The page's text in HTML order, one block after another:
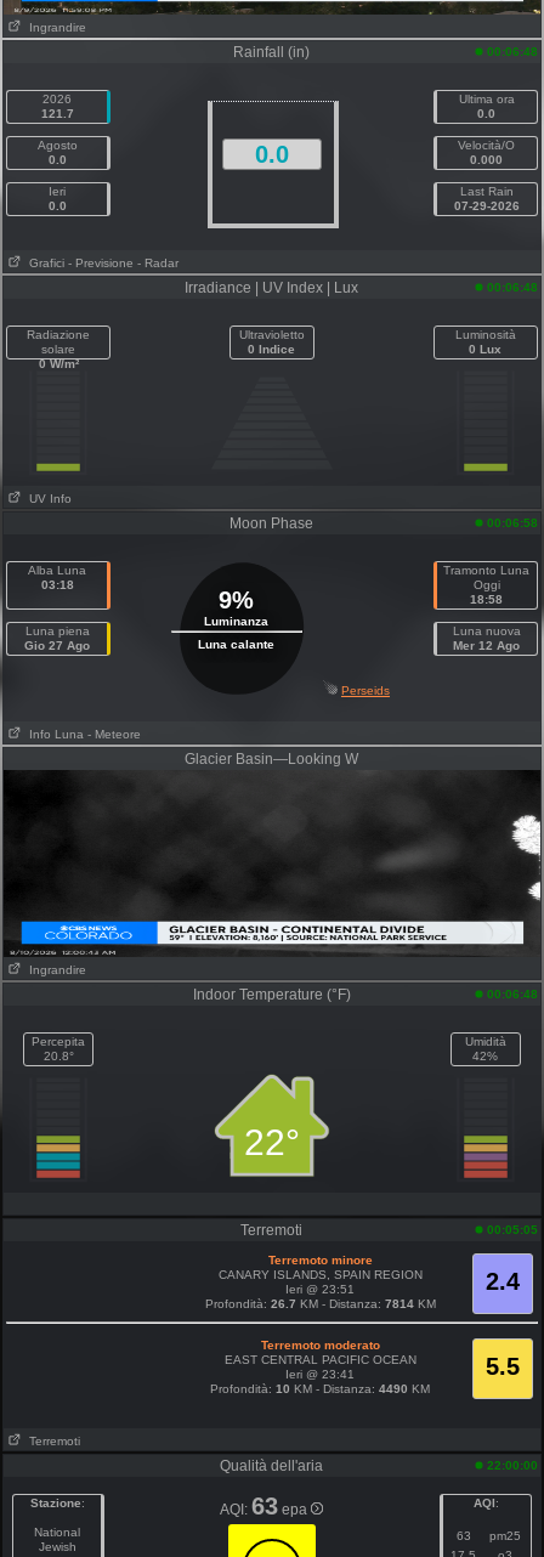
Ingrandire
Rainfall (in) 00:06:48
2026
121.7
Agosto
0.0
Ieri
0.0
0.0
Ultima ora
0.0
Velocità/O
0.000
Last Rain
07-29-2026
Grafici - Previsione - Radar
Irradiance | UV Index | Lux 00:06:48
Radiazione
solare
0 W/m²
Ultravioletto
0 Indice
Luminosità
0 Lux
UV Info
Moon Phase 00:06:58
Alba Luna
03:18
Luna piena
Gio 27 Ago
9%
Luminanza
Luna calante
Tramonto Luna
Oggi
18:58
Luna nuova
Mer 12 Ago
Perseids
Info Luna - Meteore
Glacier Basin—Looking W
Ingrandire
Indoor Temperature (°F) 00:06:48
Percepita
20.8°
22°
Umidità
42%
Terremoti 00:05:05
2.4
Terremoto minore
CANARY ISLANDS, SPAIN REGION
Ieri @ 23:51
Profondità: 26.7 KM - Distanza: 7814KM
5.5
Terremoto moderato
EAST CENTRAL PACIFIC OCEAN
Ieri @ 23:41
Profondità:10 KM - Distanza:4490 KM
Terremoti
Qualità dell'aria 22:00:00
Stazione:
National
Jewish
AQI:63 epa AQI:
63
pm25